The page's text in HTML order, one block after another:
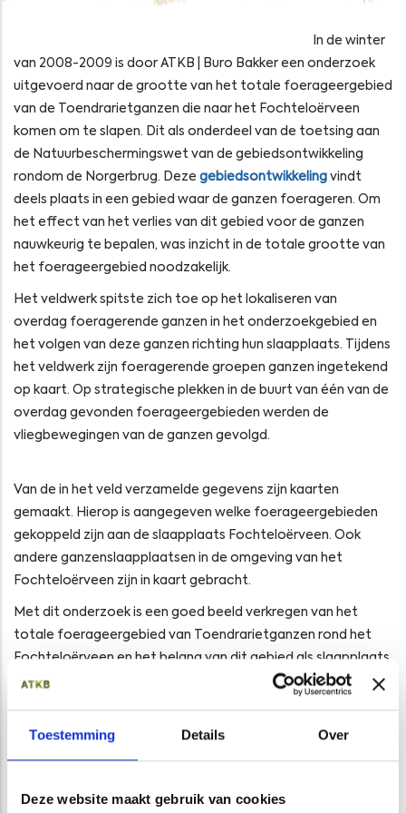
Toestemming Details Over
Deze website maakt gebruik van cookies
In de winter
van 2008-2009 is door ATKB | Buro Bakker een onderzoek
uitgevoerd naar de grootte van het totale foerageergebied
van de Toendrarietganzen die naar het Fochteloërveen
komen om te slapen. Dit als onderdeel van de toetsing aan
de Natuurbeschermingswet van de gebiedsontwikkeling
rondom de Norgerbrug. Deze gebiedsontwikkeling vindt
deels plaats in een gebied waar de ganzen foerageren. Om
het effect van het verlies van dit gebied voor de ganzen
nauwkeurig te bepalen, was inzicht in de totale grootte van
het foerageergebied noodzakelijk.
Het veldwerk spitste zich toe op het lokaliseren van
overdag foeragerende ganzen in het onderzoekgebied en
het volgen van deze ganzen richting hun slaapplaats. Tijdens
het veldwerk zijn foeragerende groepen ganzen ingetekend
op kaart. Op strategische plekken in de buurt van één van de
overdag gevonden foerageergebieden werden de
vliegbewegingen van de ganzen gevolgd.
Van de in het veld verzamelde gegevens zijn kaarten
gemaakt. Hierop is aangegeven welke foerageergebieden
gekoppeld zijn aan de slaapplaats Fochteloërveen. Ook
andere ganzenslaapplaatsen in de omgeving van het
Fochteloërveen zijn in kaart gebracht.
Met dit onderzoek is een goed beeld verkregen van het
totale foerageergebied van Toendrarietganzen rond het
Fochteloërveen en het belang van dit gebied als slaapplaats.
Meer specifiek kwam naar voren dat het foerageergebied
foerageergebied naar slaapplaats rond het Fochteloërveen